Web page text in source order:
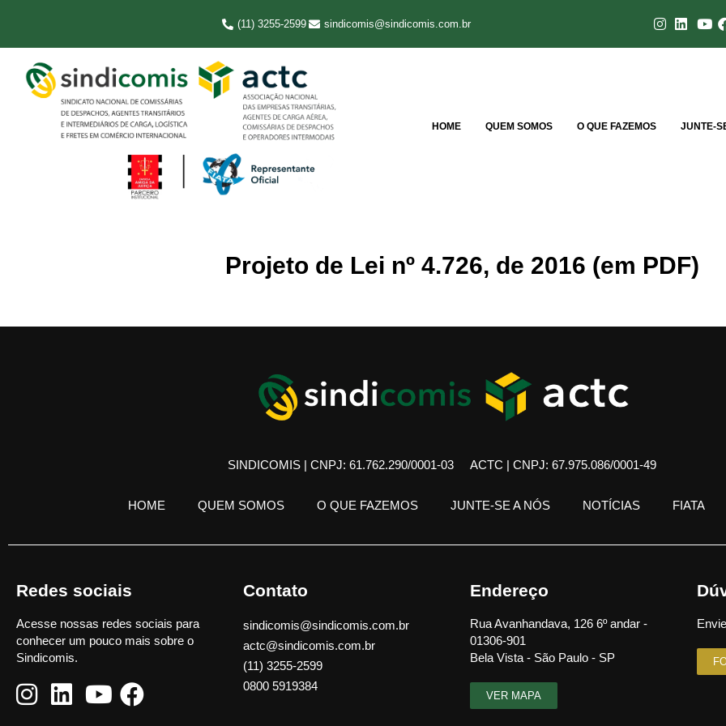
(11) 3255-2599 sindicomis@sindicomis.com.br
HOME QUEM SOMOS O QUE FAZEMOS JUNTE-
Projeto de Lei nº 4.726, de 2016 (em PDF)
SINDICOMIS | CNPJ: 61.762.290/0001-03 ACTC | CNPJ: 67.975.086/0001-49
HOME QUEM SOMOS O QUE FAZEMOS JUNTE-SE A NÓS NOTÍCIAS FIATA
Redes sociais
Acesse nossas redes sociais para
conhecer um pouco mais sobre o
Sindicomis.
Contato
sindicomis@sindicomis.com.br
actc@sindicomis.com.br
(11) 3255-2599
0800 5919384
Endereço
Rua Avanhandava, 126 6º andar -
01306-901
Bela Vista - São Paulo - SP
VER MAPA